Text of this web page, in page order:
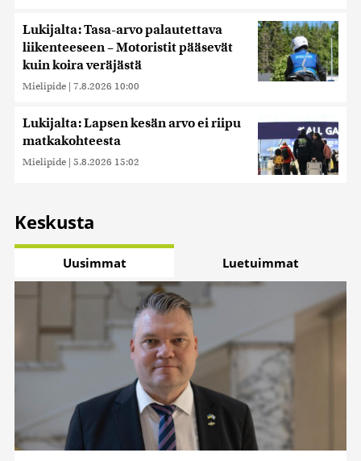
Lukijalta: Tasa-arvo palautettava
liikenteeseen – Motoristit pääsevät
kuin koira veräjästä
Mielipide | 7.8.2026 10:00
Lukijalta: Lapsen kesän arvo ei riipu
matkakohteesta
Mielipide | 5.8.2026 15:02
Keskusta
Uusimmat Luetuimmat